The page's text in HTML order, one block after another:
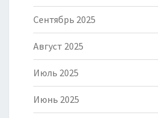
Сентябрь 2025
Август 2025
Июль 2025
Июнь 2025